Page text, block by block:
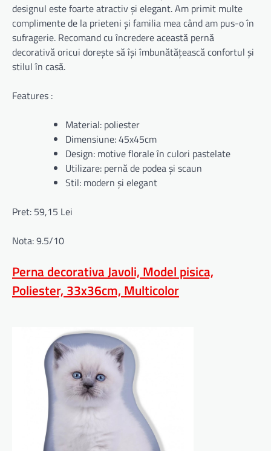
designul este foarte atractiv și elegant. Am primit multe
complimente de la prieteni și familia mea când am pus-o în
sufragerie. Recomand cu încredere această pernă
decorativă oricui dorește să își îmbunătățească confortul și
stilul în casă.
Features :
Material: poliester
Dimensiune: 45x45cm
Design: motive florale în culori pastelate
Utilizare: pernă de podea și scaun
Stil: modern și elegant
Pret: 59,15 Lei
Nota: 9.5/10
Perna decorativa Javoli, Model pisica,
Poliester, 33x36cm, Multicolor